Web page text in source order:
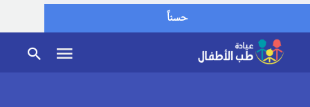
حسناً